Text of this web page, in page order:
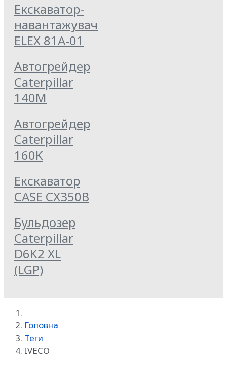
Екскаватор-
навантажувач
ELEX 81А-01
Автогрейдер
Caterpillar
140M
Автогрейдер
Caterpillar
160K
Екскаватор
CASE CX350B
Бульдозер
Caterpillar
D6K2 XL
(LGP)
Головна
Теги
IVECO